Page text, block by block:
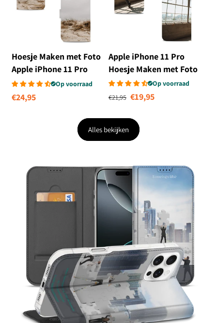
Hoesje Maken met Foto
Apple iPhone 11 Pro
Op voorraad
Normale
€24,95
Apple iPhone 11 Pro
Hoesje Maken met Foto
Op voorraad
Normale prijs
€21,95 €19,95
Alles bekijken